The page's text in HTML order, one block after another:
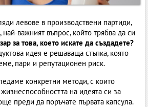
левове в производствени партиди,
важният въпрос, който трябва да си
за това, което искате да създадете?
идея е решаваща стъпка, която
пари и репутационен риск.
конкретни методи, с които
на идеята си за
преди да поръчате първата капсула.